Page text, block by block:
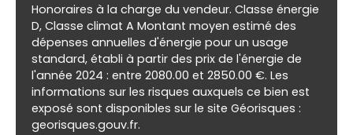
Honoraires à la charge du vendeur. Classe énergie
D, Classe climat A Montant moyen estimé des
dépenses annuelles d'énergie pour un usage
standard, établi à partir des prix de l'énergie de
l'année 2024 : entre 2080.00 et 2850.00 €. Les
informations sur les risques auxquels ce bien est
exposé sont disponibles sur le site Géorisques :
georisques.gouv.fr.